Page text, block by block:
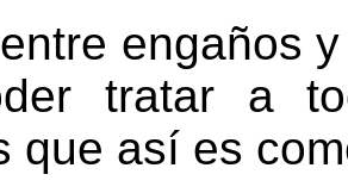
engaños
tratar a
que así es